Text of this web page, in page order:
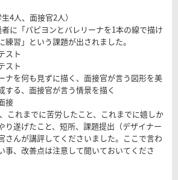
4人、面接官2人）
に「パピヨンとバレリーナを1本の線で描け
練習」という課題が出されました。
スト
スト
ナを何も見ずに描く、面接官が言う図形を美
する、面接官が言う情景を描く
接
これまでに苦労したこと、これまでに嬉しか
り遂げたこと、短所、課題提出（デザイナー
さんが講評してくださいました。ここで言わ
事、改善点は注意して聞いておいてくださ